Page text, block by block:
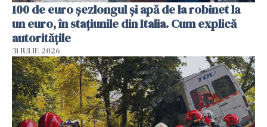
100 de euro șezlongul și apă de la robinet la
un euro, în stațiunile din Italia. Cum explică
autoritățile
31 IULIE 2026